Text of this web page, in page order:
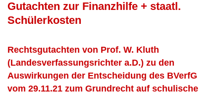
Gutachten zur Finanzhilfe + staatl.
Schülerkosten
Rechtsgutachten von Prof. W. Kluth
(Landesverfassungsrichter a.D.) zu den
Auswirkungen der Entscheidung des BVerfG
vom 29.11.21 zum Grundrecht auf schulische